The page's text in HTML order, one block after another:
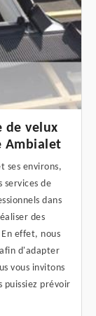
de velux
Ambialet
ses environs,
services de
dans
des
effet, nous
d'adapter
vous invitons
puissiez prévoir